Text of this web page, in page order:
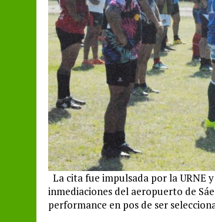
La cita fue impulsada por la URNE
inmediaciones del aeropuerto de
performance en pos de ser